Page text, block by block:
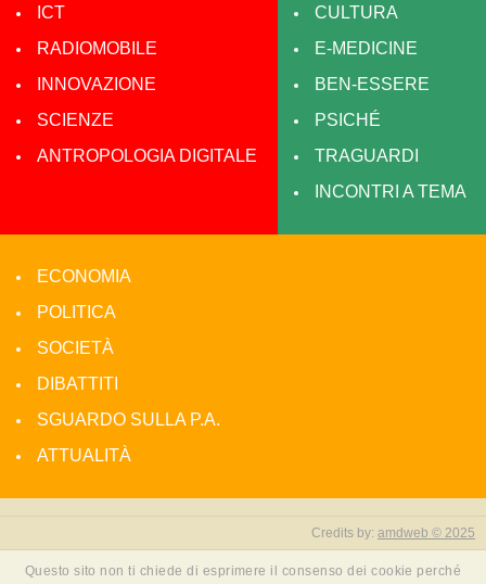
ICT
RADIOMOBILE
INNOVAZIONE
SCIENZE
ANTROPOLOGIA DIGITALE
CULTURA
E-MEDICINE
BEN-ESSERE
PSICHÉ
TRAGUARDI
INCONTRI A TEMA
ECONOMIA
POLITICA
SOCIETÀ
DIBATTITI
SGUARDO SULLA P.A.
ATTUALITÀ
Credits by: amdweb © 2025
Questo sito non ti chiede di esprimere il consenso dei cookie perché